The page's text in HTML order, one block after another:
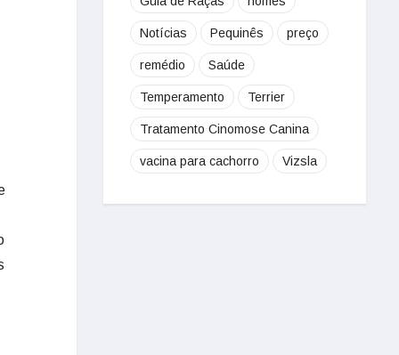
Notícias Pequinês preço
remédio Saúde
Temperamento Terrier
Tratamento Cinomose Canina
vacina para cachorro Vizsla